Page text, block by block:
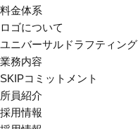
料金体系
ロゴについて
ユニバーサルドラフティング
業務内容
SKIPコミットメント
所員紹介
採用情報